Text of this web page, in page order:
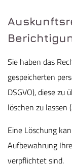
Sie haben das
gespeicherten
DSGVO), diese zu
löschen zu lassen
Eine Löschung
Aufbewahrung
verpflichtet sind.